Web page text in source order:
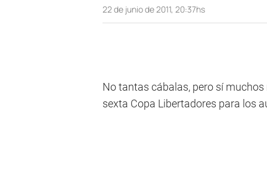
22 de junio de 2011, 20:37hs
No tantas cábalas, pero sí
sexta Copa Libertadores para los